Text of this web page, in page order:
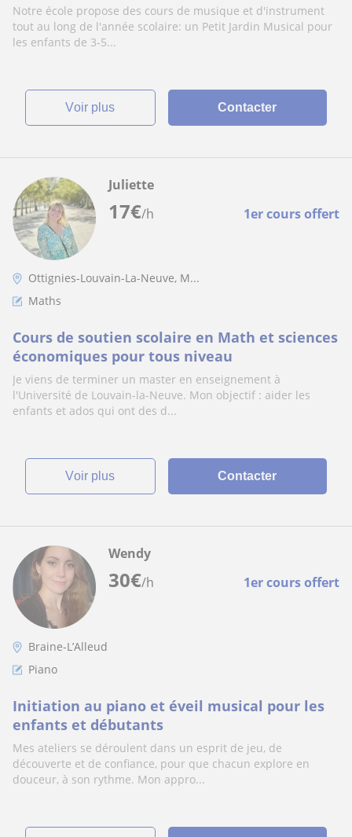
Notre école propose des cours de musique et d'instrument
tout au long de l'année scolaire: un Petit Jardin Musical pour
les enfants de 3-5...
voir plus Contacter
17€/h 1er cours offert
Juliette
Ottignies-Louvain-La-Neuve, M...
Maths
Cours de soutien scolaire en Math et sciences
économiques pour tous niveau
Je viens de terminer un master en enseignement à
l'Université de Louvain-la-Neuve. Mon objectif : aider les
enfants et ados qui ont des d...
voir plus Contacter
30€/h 1er cours offert
Wendy
Braine-L’Alleud
Piano
Initiation au piano et éveil musical pour les
enfants et débutants
Mes ateliers se déroulent dans un esprit de jeu, de
découverte et de confiance, pour que chacun explore en
douceur, à son rythme. Mon appro...